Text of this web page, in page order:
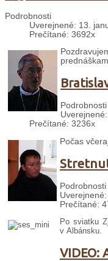
Podrobnosti
Uverejnené: 13.
Prečítané: 3692x
Podrobnosti
Prečítané: 3236x
Počas
Podrobnosti
Prečítané:
Po sviatku
v Albánsku.
VIDEO: